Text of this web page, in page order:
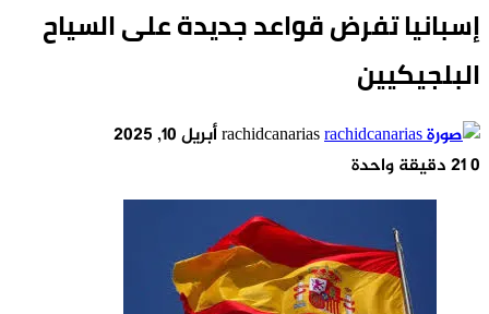
إسبانيا تفرض قواعد جديدة على السياح
البلجيكيين
rachidcanariasأرسل
إلكترونيا
أبريل 10, 2025
0
دقيقة واحدة